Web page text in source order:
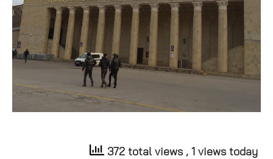
372 total views , 1 views today